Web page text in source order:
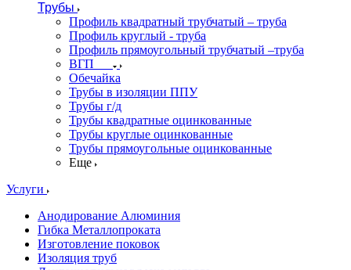
Трубы
Профиль квадратный трубчатый – труба
Профиль круглый - труба
Профиль прямоугольный трубчатый –труба
ВГП
Обечайка
Трубы в изоляции ППУ
Трубы г/д
Трубы квадратные оцинкованные
Трубы круглые оцинкованные
Трубы прямоугольные оцинкованные
Еще
Услуги
Анодирование Алюминия
Гибка Металлопроката
Изготовление поковок
Изоляция труб